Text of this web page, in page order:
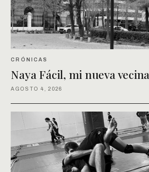
CRÓNICAS
Naya Fácil, mi nueva vecina
AGOSTO 4, 2026